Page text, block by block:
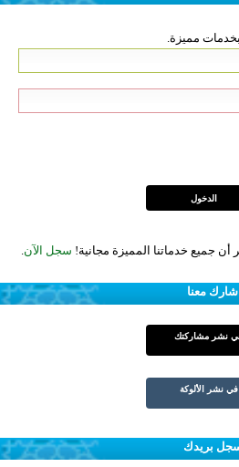
مميزة.
أن جميع خدماتنا المميزة مجانية! سجل الآن.
شارك معنا
نشر مشاركتك
في نشر الألوكة
بريدك